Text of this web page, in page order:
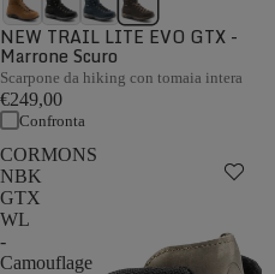
NEW TRAIL LITE EVO GTX -
Marrone Scuro
Scarpone da hiking con tomaia intera
€249,00
Confronta
CORMONS
NBK
GTX
WL
-
Camouflage